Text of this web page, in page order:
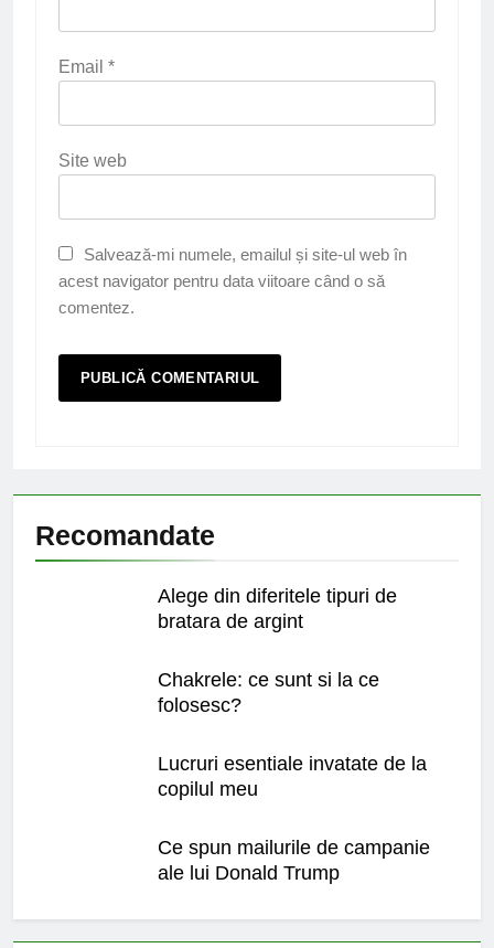
Email *
Site web
Salvează-mi numele, emailul și site-ul web în
acest navigator pentru data viitoare când o să
comentez.
Recomandate
Alege din diferitele tipuri de
bratara de argint
Chakrele: ce sunt si la ce
folosesc?
Lucruri esentiale invatate de la
copilul meu
Ce spun mailurile de campanie
ale lui Donald Trump